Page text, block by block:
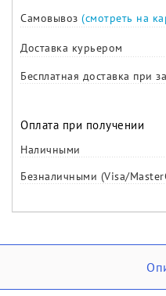
Самовывоз (смотреть на
Доставка курьером
Бесплатная доставка при
Оплата при получении
Наличными
Безналичными (Visa/